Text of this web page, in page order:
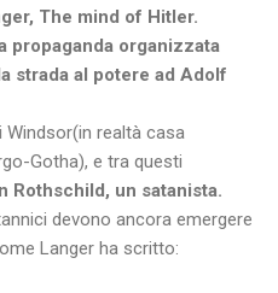
The mind of Hitler.
propaganda organizzata
strada al potere ad Adolf
realtà casa
Gotha), e tra questi
Rothschild, un satanista.
devono ancora emergere
Langer ha scritto: